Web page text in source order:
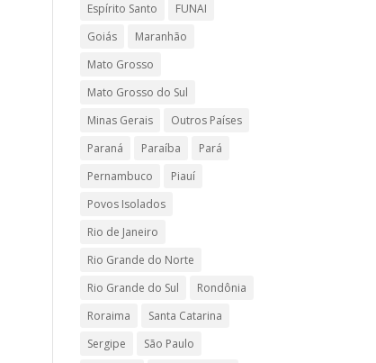
Espírito Santo
FUNAI
Goiás
Maranhão
Mato Grosso
Mato Grosso do Sul
Minas Gerais
Outros Países
Paraná
Paraíba
Pará
Pernambuco
Piauí
Povos Isolados
Rio de Janeiro
Rio Grande do Norte
Rio Grande do Sul
Rondônia
Roraima
Santa Catarina
Sergipe
São Paulo